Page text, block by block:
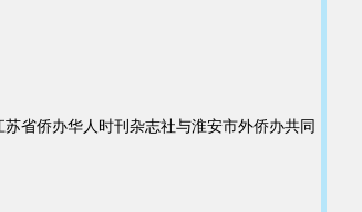
省侨办华人时刊杂志社与淮安市外侨办共同